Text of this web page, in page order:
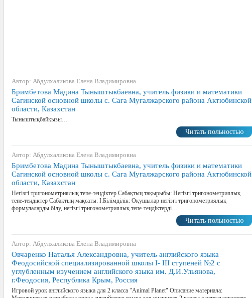
Автор: Абдулхаликова Елена Владимировна
Бримбетова Мадина Тыныштыкбаевна, учитель физики и математики
Сагинской основной школы с. Сага Мугалжарского района Актюбинской
области, Казахстан
Тыныштықбайқызы…
Читать польностью
Автор: Абдулхаликова Елена Владимировна
Бримбетова Мадина Тыныштыкбаевна, учитель физики и математики
Сагинской основной школы с. Сага Мугалжарского района Актюбинской
области, Казахстан
Негізгі тригонометриялық тепе-теңдіктер Сабақтың тақырыбы: Негізгі тригонометриялық
тепе-теңдіктер Сабақтың мақсаты: І.Білімділік: Оқушылар негізгі тригонометриялық
формулаларды білу, негізгі тригонометриялық тепе-теңдіктерді…
Читать польностью
Автор: Абдулхаликова Елена Владимировна
Овчаренко Наталья Александровна, учитель английского языка
Феодосийской специализированной школы I- III ступеней №2 с
углубленным изучением английского языка им. Д.И.Ульянова,
г.Феодосия, Республика Крым, Россия
Игровой урок английского языка для 2 класса "Animal Planet" Описание материала: